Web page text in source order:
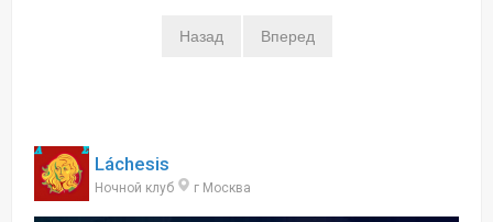
Назад Вперед
Láchesis
Ночной клуб г Москва